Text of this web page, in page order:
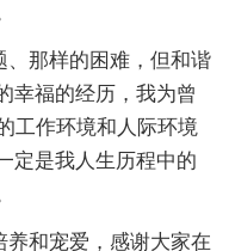
那样的困难，但和谐
幸福的经历，我为曾
工作环境和人际环境
定是我人生历程中的
和宠爱，感谢大家在